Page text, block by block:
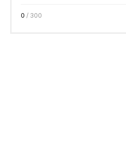
0 / 300